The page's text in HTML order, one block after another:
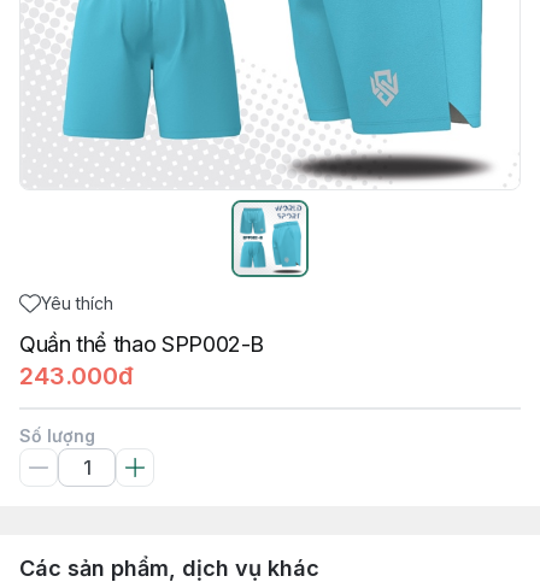
Yêu thích
Quần thể thao SPP002-B
243.000đ
Số lượng
Các sản phẩm, dịch vụ khác